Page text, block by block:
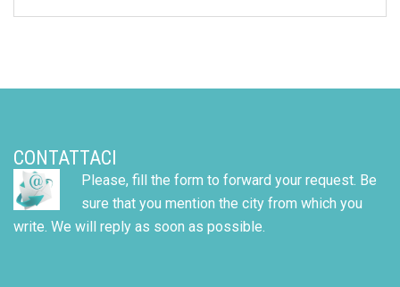
CONTATTACI
Please, fill the form to forward your request. Be
sure that you mention the city from which you
write. We will reply as soon as possible.